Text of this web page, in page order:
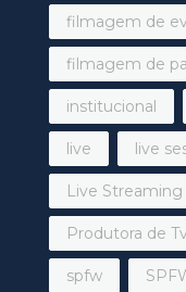
filmagem de
filmagem de
institucional
live live
Live Streaming
Produtora de
spfw